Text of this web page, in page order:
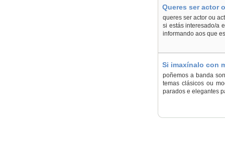
Queres ser actor
queres ser actor ou
si estás interesado/a
informando aos que
Si imaxínalo con
poñemos a banda
temas clásicos ou
parados e elegantes